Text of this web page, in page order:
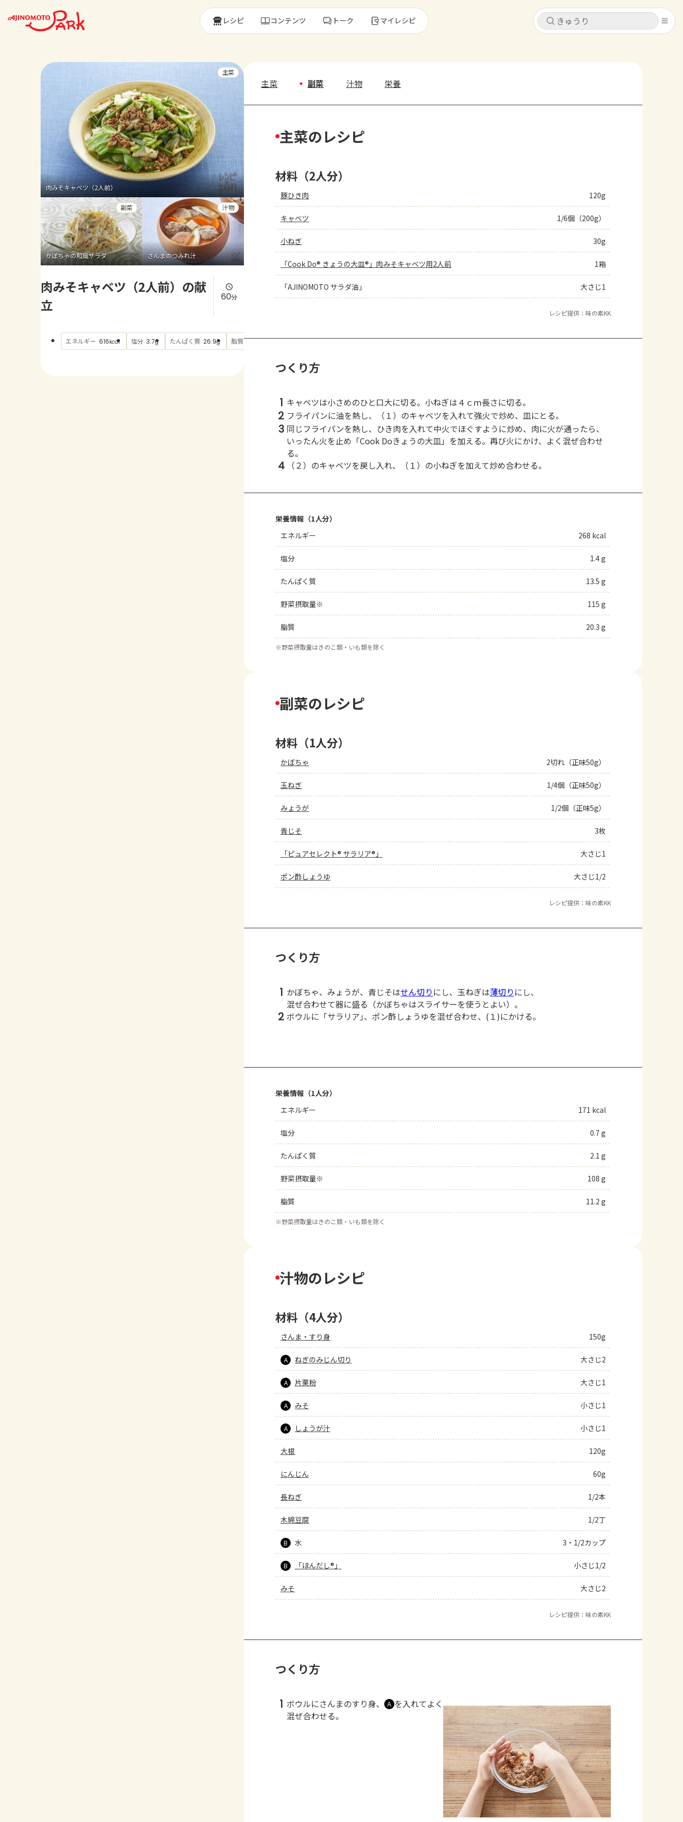
キャンセル
トーク
よくあるお問い合わせ
お買い物
キャンセル
レシピ コンテンツ トーク マイレシピ
肉みそキャベツ（2人前）
主菜
かぼちゃの和風サラダ
副菜
さんまのつみれ汁
汁物
肉みそキャベツ（2人前）の献
立
60分
エネルギー 616kcal 塩分 3.7g たんぱく質 26.9g 脂質 43.6 もっと見る
主菜 副菜 汁物 栄養
主菜のレシピ
材料（2人分）
豚ひき肉 120g
キャベツ 1/6個（200g）
小ねぎ 30g
「Cook Do® きょうの大皿®」肉みそキャベツ用2人前 1箱
「AJINOMOTO サラダ油」 大さじ1
レシピ提供：味の素KK
つくり方
1 キャベツは小さめのひと口大に切る。小ねぎは４ｃｍ長さに切る。
2 フライパンに油を熱し、（１）のキャベツを入れて強火で炒め、皿にとる。
3 同じフライパンを熱し、ひき肉を入れて中火でほぐすように炒め、肉に火が通ったら、
いったん火を止め「Cook Doきょうの大皿」を加える。再び火にかけ、よく混ぜ合わせ
る。
4 （２）のキャベツを戻し入れ、（１）の小ねぎを加えて炒め合わせる。
栄養情報（1人分）
エネルギー
268 kcal
塩分 1.4 g
たんぱく質 13.5 g
野菜摂取量※ 115 g
脂質 20.3 g
※野菜摂取量はきのこ類・いも類を除く
副菜のレシピ
材料（1人分）
かぼちゃ 2切れ（正味50g）
玉ねぎ 1/4個（正味50g）
みょうが 1/2個（正味5g）
青じそ 3枚
「ピュアセレクト® サラリア®」 大さじ1
ポン酢しょうゆ 大さじ1/2
レシピ提供：味の素KK
つくり方
1 かぼちゃ、みょうが、青じそはせん切り にし、玉ねぎは薄切り にし、
混ぜ合わせて器に盛る（かぼちゃはスライサーを使うとよい）。
2 ボウルに「サラリア｣、ポン酢しょうゆを混ぜ合わせ、(１)にかける。
栄養情報（1人分）
エネルギー
171 kcal
塩分 0.7 g
たんぱく質 2.1 g
野菜摂取量※ 108 g
脂質 11.2 g
※野菜摂取量はきのこ類・いも類を除く
汁物のレシピ
材料（4人分）
さんま・すり身 150g
A ねぎのみじん切り 大さじ2
A 片栗粉 大さじ1
A みそ 小さじ1
A しょうが汁 小さじ1
大根 120g
にんじん 60g
長ねぎ 1/2本
木綿豆腐 1/2丁
B 水 3・1/2カップ
B 「ほんだし®」 小さじ1/2
みそ 大さじ2
レシピ提供：味の素KK
つくり方
1 ボウルにさんまのすり身、 Ａ を入れてよく
混ぜ合わせる。